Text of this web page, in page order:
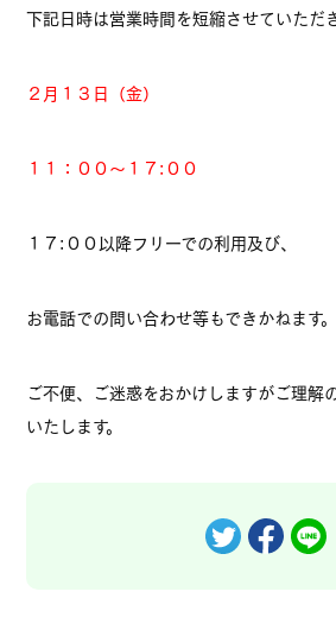
下記日時は営業時間を短縮させていただき
２月１３日（金）
１１：００～１７:００
１７:００以降フリーでの利用及び、
お電話での問い合わせ等もできかねます。
ご不便、ご迷惑をおかけしますがご理解
いたします。